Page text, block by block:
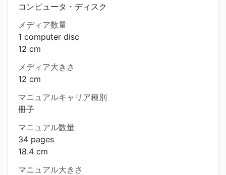
コンピュータ・ディスク
メディア数量
1 computer disc
12 cm
メディア大きさ
12 cm
マニュアルキャリア種別
冊子
マニュアル数量
34 pages
18.4 cm
マニュアル大きさ